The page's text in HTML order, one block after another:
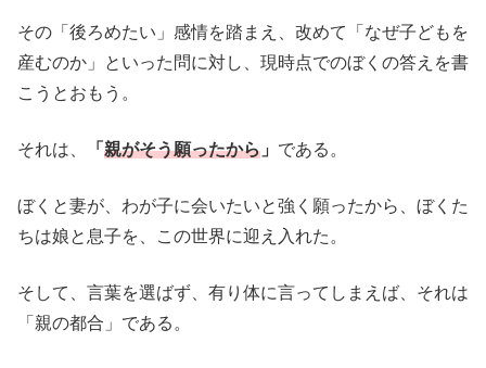
その「後ろめたい」感情を踏まえ、改めて「なぜ子どもを
産むのか」といった問に対し、現時点でのぼくの答えを書
こうとおもう。
それは、 「 親がそう願ったから 」 である。
ぼくと妻が、わが子に会いたいと強く願ったから、ぼくた
ちは娘と息子を、この世界に迎え入れた。
そして、言葉を選ばず、有り体に言ってしまえば、それは
「親の都合」である。